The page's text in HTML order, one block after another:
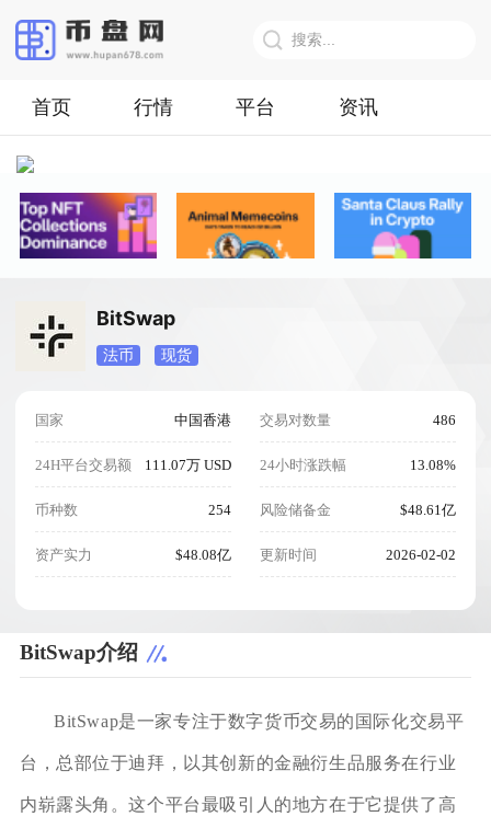
首页 行情 平台 资讯
BitSwap
法币 现货
国家 中国香港
24H平台交易额 111.07万 USD
币种数 254
资产实力 $48.08亿
交易对数量 486
24小时涨跌幅 13.08%
风险储备金 $48.61亿
更新时间 2026-02-02
BitSwap介绍
BitSwap是一家专注于数字货币交易的国际化交易平
台，总部位于迪拜，以其创新的金融衍生品服务在行业
内崭露头角。这个平台最吸引人的地方在于它提供了高